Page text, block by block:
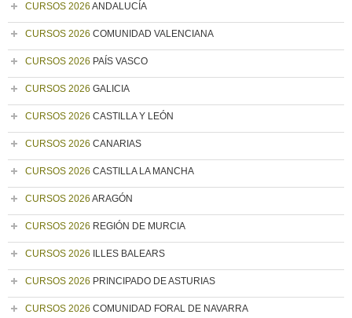
CURSOS 2026 ANDALUCÍA
CURSOS 2026 COMUNIDAD VALENCIANA
CURSOS 2026 PAÍS VASCO
CURSOS 2026 GALICIA
CURSOS 2026 CASTILLA Y LEÓN
CURSOS 2026 CANARIAS
CURSOS 2026 CASTILLA LA MANCHA
CURSOS 2026 ARAGÓN
CURSOS 2026 REGIÓN DE MURCIA
CURSOS 2026 ILLES BALEARS
CURSOS 2026 PRINCIPADO DE ASTURIAS
CURSOS 2026 COMUNIDAD FORAL DE NAVARRA